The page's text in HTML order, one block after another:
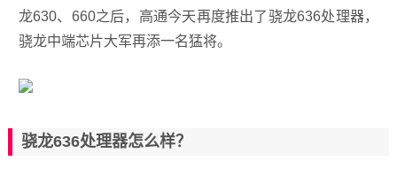
龙630、660之后，高通今天再度推出了骁龙636处理器，
骁龙中端芯片大军再添一名猛将。
骁龙636处理器怎么样？